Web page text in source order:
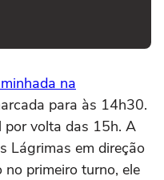
na
para às 14h30.
por volta das 15h. A
Lágrimas em direção
primeiro turno, ele